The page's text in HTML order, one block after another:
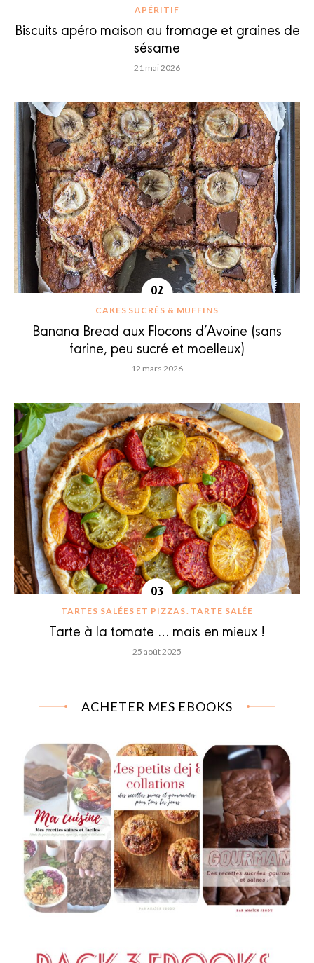
APÉRITIF
Biscuits apéro maison au fromage et graines de
sésame
21 mai 2026
CAKES SUCRÉS & MUFFINS
Banana Bread aux Flocons d’Avoine (sans
farine, peu sucré et moelleux)
12 mars 2026
TARTES SALÉES ET PIZZAS TARTE SALÉE
Tarte à la tomate … mais en mieux !
25 août 2025
ACHETER MES EBOOKS